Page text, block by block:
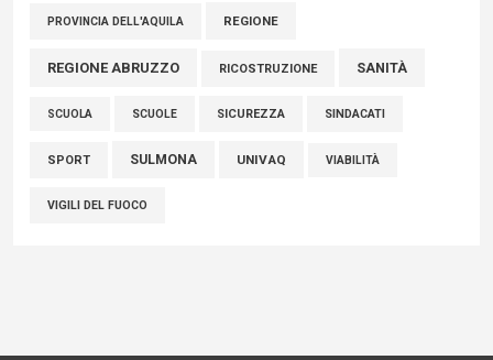
PROVINCIA DELL'AQUILA REGIONE
REGIONE ABRUZZO RICOSTRUZIONE SANITÀ
SCUOLA SCUOLE SICUREZZA SINDACATI
SPORT SULMONA UNIVAQ VIABILITÀ
VIGILI DEL FUOCO